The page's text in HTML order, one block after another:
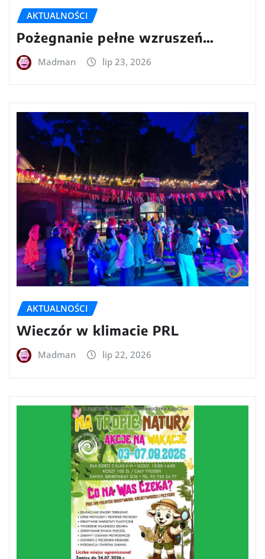
AKTUALNOŚCI
Pożegnanie pełne wzruszeń…
Madman lip 23, 2026
AKTUALNOŚCI
Wieczór w klimacie PRL
Madman lip 22, 2026